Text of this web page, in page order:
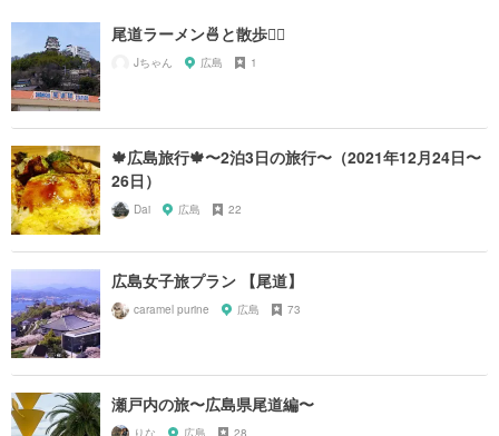
尾道ラーメン🍜と散歩🚶‍♀️
Jちゃん 広島 1
🍁広島旅行🍁〜2泊3日の旅行〜（2021年12月24日〜
26日）
Dai 広島 22
広島女子旅プラン 【尾道】
caramel purine 広島 73
瀬戸内の旅〜広島県尾道編〜